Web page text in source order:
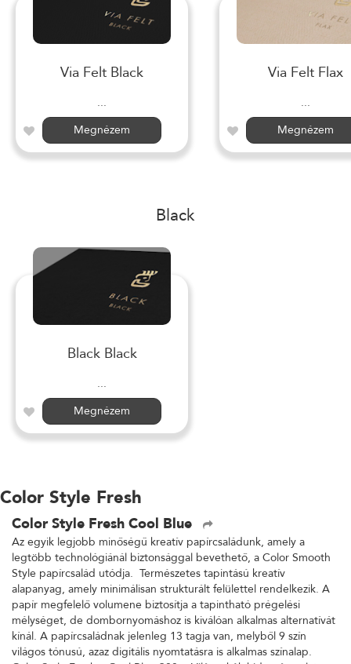
Via Felt Black
...
Megnézem
Via Felt Flax
...
Megnézem
Black
Black Black
...
Megnézem
Color Style Fresh
Color Style Fresh Cool Blue
Az egyik legjobb minőségű kreatív papírcsaládunk, amely a
legtöbb technológiánál biztonsággal bevethető, a Color Smooth
Style papírcsalád utódja. Természetes tapintású kreatív
alapanyag, amely minimálisan strukturált felülettel rendelkezik. A
papír megfelelő volumene biztosítja a tapintható prégelési
mélységet, de dombornyomáshoz is kiválóan alkalmas alternatívát
kínál. A papírcsaládnak jelenleg 13 tagja van, melyből 9 szín
világos tónusú, azaz digitális nyomtatásra is alkalmas színalap.